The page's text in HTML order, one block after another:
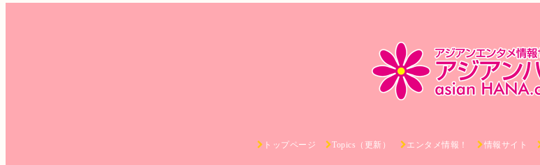
トップページ Topics（更新） エンタメ情報！ 情報サイト